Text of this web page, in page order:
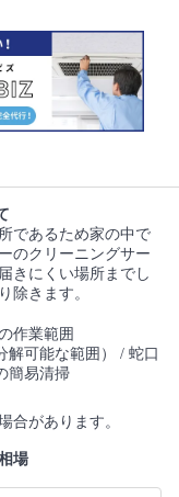
であるため家の中で
のクリーニングサー
きにくい場所までし
除きます。
作業範囲
解可能な範囲） / 蛇口
簡易清掃
合があります。
場